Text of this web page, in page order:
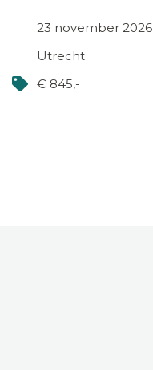
23 november 2026
Utrecht
€ 845,-